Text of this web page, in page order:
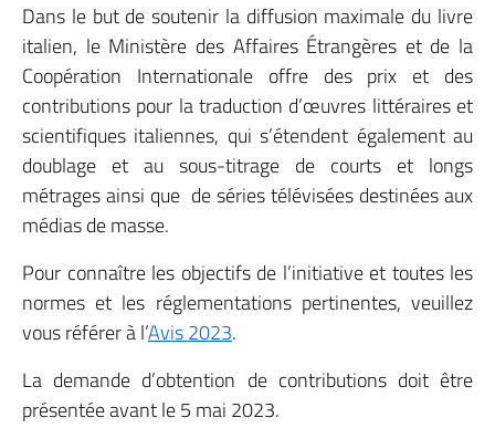
Dans le but de soutenir la diffusion maximale du livre
italien, le Ministère des Affaires Étrangères et de la
Coopération Internationale offre des prix et des
contributions pour la traduction d’œuvres littéraires et
scientifiques italiennes, qui s’étendent également au
doublage et au sous-titrage de courts et longs
métrages ainsi que de séries télévisées destinées aux
médias de masse.
Pour connaître les objectifs de l’initiative et toutes les
normes et les réglementations pertinentes, veuillez
vous référer à l’Avis 2023.
La demande d’obtention de contributions doit être
présentée avant le 5 mai 2023.